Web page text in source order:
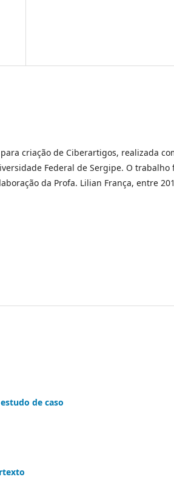
criação de Ciberartigos, realizada
Federal de Sergipe. O trabalho
da Profa. Lilian França, entre
de caso